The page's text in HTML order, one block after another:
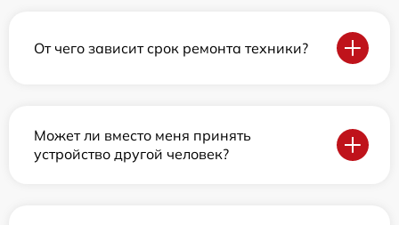
От чего зависит срок ремонта техники?
Может ли вместо меня принять
устройство другой человек?